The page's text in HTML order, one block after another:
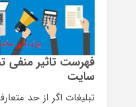
فهرست تاثیر منفی
سایت
تبلیغات اگر از حد